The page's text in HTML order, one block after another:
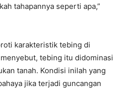
tahapannya seperti apa,”
karakteristik tebing di
tebing itu didominasi
tanah. Kondisi inilah yang
jika terjadi guncangan